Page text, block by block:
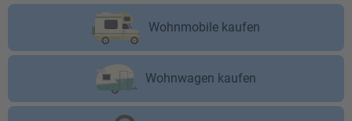
Wohnmobile kaufen
Wohnwagen kaufen